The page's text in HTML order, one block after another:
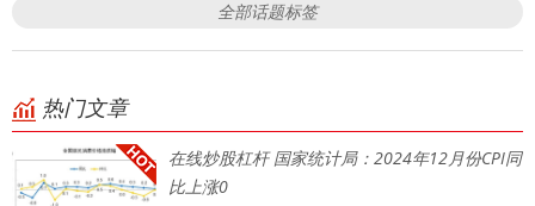
全部话题标签
热门文章
在线炒股杠杆 国家统计局：2024年12月份CPI同
比上涨0